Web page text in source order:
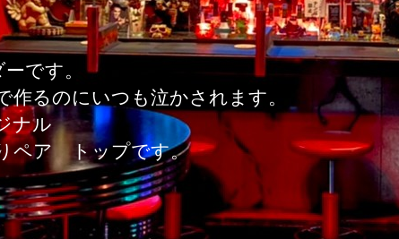
合
へ
の
です。
作るのにいつも泣かされます。
ナル
ペア トップです。